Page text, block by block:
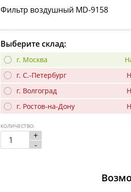
Фильтр воздушный MD-9158
Выберите склад:
г. Москва
г. С.-Петербург
г. Волгоград
г. Ростов-на-Дону
+
-
КОЛИЧЕСТВО: